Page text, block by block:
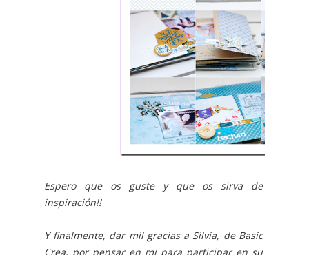
Espero que os guste y que os sirva de
inspiración!!
Y finalmente, dar mil gracias a Silvia, de Basic
Crea, por pensar en mi para participar en su